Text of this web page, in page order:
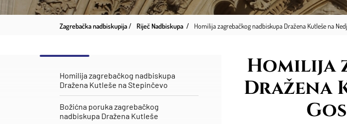
Zagrebačka nadbiskupija Riječ Nadbiskupa Homilija zagrebačkog nadbiskupa Dražena Kutleše na
Homilija zagrebačkog nadbiskupa
Dražena Kutleše na Stepinčevo
Božićna poruka zagrebačkog
nadbiskupa Dražena Kutleše
Homilija
Dražena